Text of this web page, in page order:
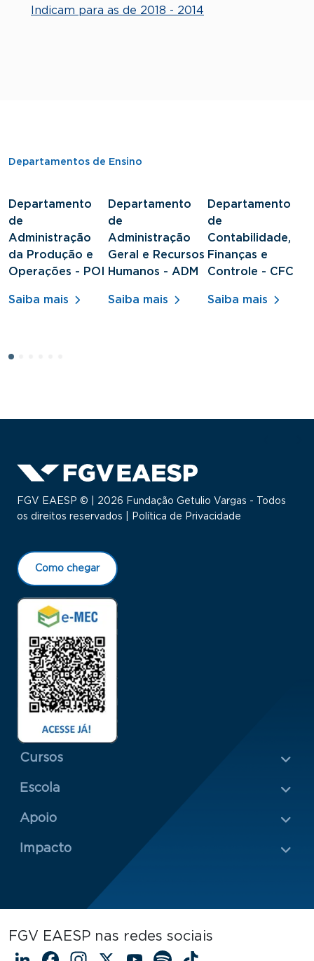
Indicam para as de 2018 - 2014
Departamentos de Ensino
Departamento
de
Administração
da Produção e
Operações - POI
Saiba mais
Departamento
de
Administração
Geral e Recursos
Humanos - ADM
Saiba mais
Departamento
de
Contabilidade,
Finanças e
Controle - CFC
Saiba mais
FGV EAESP © | 2026 Fundação Getulio Vargas - Todos
os direitos reservados |
Política de Privacidade
Como chegar
Menu Rodapé 1
Cursos
Escola
Rodapé 2
Apoio
Impacto
FGV EAESP nas redes sociais